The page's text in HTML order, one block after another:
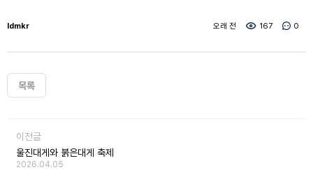
ldmkr 오래 전 167 0
목록
이전글
울진대게와 붉은대게 축제
2026.04.05